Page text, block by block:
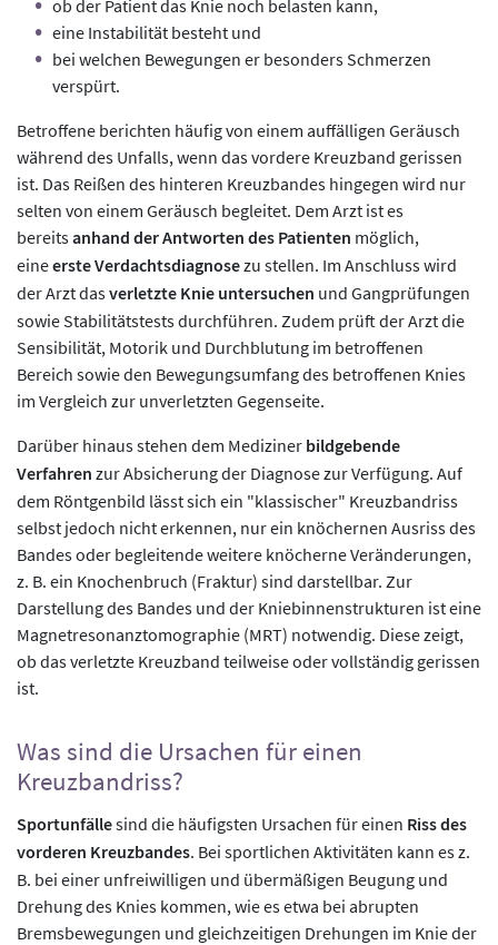
ob der Patient das Knie noch belasten kann,
eine Instabilität besteht und
bei welchen Bewegungen er besonders Schmerzen
verspürt.
Betroffene berichten häufig von einem auffälligen Geräusch
während des Unfalls, wenn das vordere Kreuzband gerissen
ist. Das Reißen des hinteren Kreuzbandes hingegen wird nur
selten von einem Geräusch begleitet. Dem Arzt ist es
bereitsanhand der Antworten des Patienten möglich,
eineerste Verdachtsdiagnosezu stellen. Im Anschluss wird
der Arzt dasverletzte Knie untersuchen und Gangprüfungen
sowie Stabilitätstests durchführen. Zudem prüft der Arzt die
Sensibilität, Motorik und Durchblutung im betroffenen
Bereich sowie den Bewegungsumfang des betroffenen Knies
im Vergleich zur unverletzten Gegenseite.
Darüber hinaus stehen dem Mediziner bildgebende
Verfahren zur Absicherung der Diagnose zur Verfügung. Auf
dem Röntgenbild lässt sich ein "klassischer" Kreuzbandriss
selbst jedoch nicht erkennen, nur ein knöchernen Ausriss des
Bandes oder begleitende weitere knöcherne Veränderungen,
z. B. ein Knochenbruch (Fraktur) sind darstellbar. Zur
Darstellung des Bandes und der Kniebinnenstrukturen ist eine
Magnetresonanztomographie (MRT) notwendig. Diese zeigt,
ob das verletzte Kreuzband teilweise oder vollständig gerissen
ist.
Was sind die Ursachen für einen
Kreuzbandriss?
Sportunfällesind die häufigsten Ursachen für einen Riss des
vorderen Kreuzbandes. Bei sportlichen Aktivitäten kann es z.
B. bei einer unfreiwilligen und übermäßigen Beugung und
Drehung des Knies kommen, wie es etwa bei abrupten
Bremsbewegungen und gleichzeitigen Drehungen im Knie der